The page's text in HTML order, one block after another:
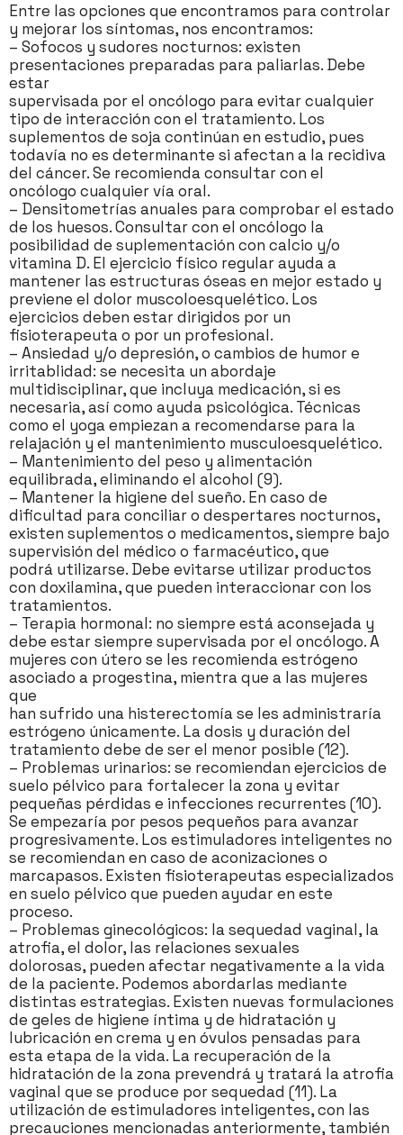
Entre las opciones que encontramos para controlar
y mejorar los síntomas, nos encontramos:
– Sofocos y sudores nocturnos: existen
presentaciones preparadas para paliarlas. Debe
estar
supervisada por el oncólogo para evitar cualquier
tipo de interacción con el tratamiento. Los
suplementos de soja continúan en estudio, pues
todavía no es determinante si afectan a la recidiva
del cáncer. Se recomienda consultar con el
oncólogo cualquier vía oral.
– Densitometrías anuales para comprobar el estado
de los huesos. Consultar con el oncólogo la
posibilidad de suplementación con calcio y/o
vitamina D. El ejercicio físico regular ayuda a
mantener las estructuras óseas en mejor estado y
previene el dolor muscoloesquelético. Los
ejercicios deben estar dirigidos por un
fisioterapeuta o por un profesional.
– Ansiedad y/o depresión, o cambios de humor e
irritablidad: se necesita un abordaje
multidisciplinar, que incluya medicación, si es
necesaria, así como ayuda psicológica. Técnicas
como el yoga empiezan a recomendarse para la
relajación y el mantenimiento musculoesquelético.
– Mantenimiento del peso y alimentación
equilibrada, eliminando el alcohol (9).
– Mantener la higiene del sueño. En caso de
dificultad para conciliar o despertares nocturnos,
existen suplementos o medicamentos, siempre bajo
supervisión del médico o farmacéutico, que
podrá utilizarse. Debe evitarse utilizar productos
con doxilamina, que pueden interaccionar con los
tratamientos.
– Terapia hormonal: no siempre está aconsejada y
debe estar siempre supervisada por el oncólogo. A
mujeres con útero se les recomienda estrógeno
asociado a progestina, mientra que a las mujeres
que
han sufrido una histerectomía se les administraría
estrógeno únicamente. La dosis y duración del
tratamiento debe de ser el menor posible (12).
– Problemas urinarios: se recomiendan ejercicios de
suelo pélvico para fortalecer la zona y evitar
pequeñas pérdidas e infecciones recurrentes (10).
Se empezaría por pesos pequeños para avanzar
progresivamente. Los estimuladores inteligentes no
se recomiendan en caso de aconizaciones o
marcapasos. Existen fisioterapeutas especializados
en suelo pélvico que pueden ayudar en este
proceso.
– Problemas ginecológicos: la sequedad vaginal, la
atrofia, el dolor, las relaciones sexuales
dolorosas, pueden afectar negativamente a la vida
de la paciente. Podemos abordarlas mediante
distintas estrategias. Existen nuevas formulaciones
de geles de higiene íntima y de hidratación y
lubricación en crema y en óvulos pensadas para
esta etapa de la vida. La recuperación de la
hidratación de la zona prevendrá y tratará la atrofia
vaginal que se produce por sequedad (11). La
utilización de estimuladores inteligentes, con las
precauciones mencionadas anteriormente, también